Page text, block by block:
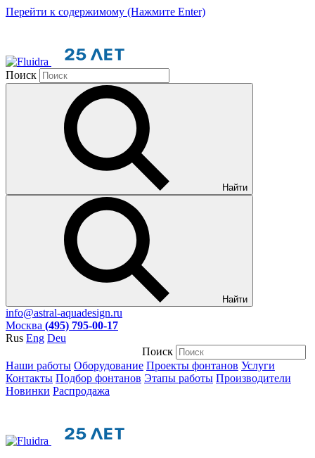
Перейти к содержимому (Нажмите Enter)
Поиск
Найти
Найти
info@astral-aquadesign.ru
Москва (495) 795-00-17
Rus Eng Deu
Поиск
Наши работы Оборудование Проекты фонтанов Услуги
Контакты Подбор фонтанов Этапы работы Производители
Новинки Распродажа